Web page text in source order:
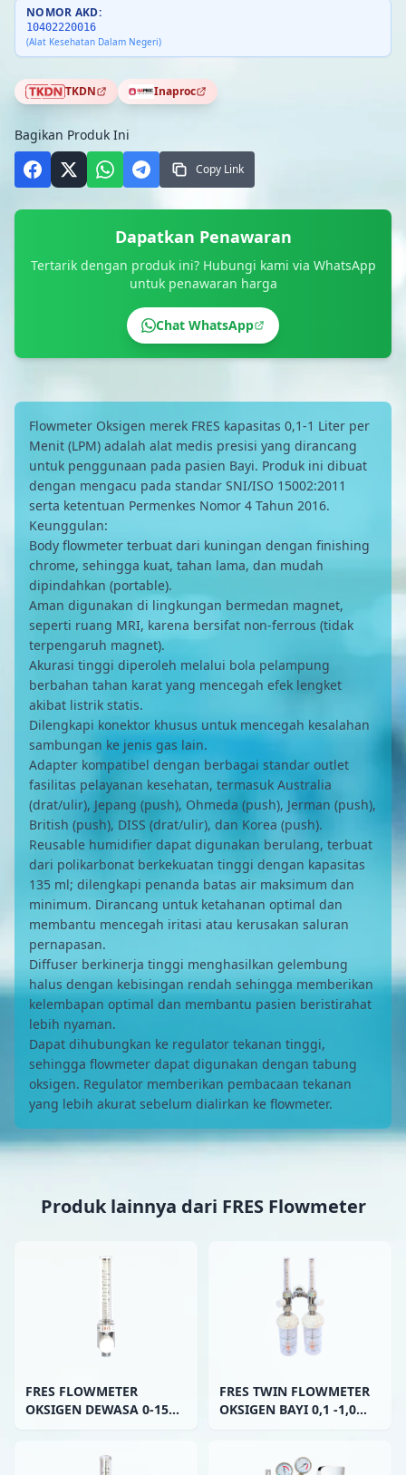
NOMOR AKD:
10402220016
(Alat Kesehatan Dalam Negeri)
TKDN Inaproc
Bagikan Produk Ini
Copy Link
Dapatkan Penawaran
Tertarik dengan produk ini? Hubungi kami via WhatsApp
untuk penawaran harga
Chat WhatsApp
Flowmeter Oksigen merek FRES kapasitas 0,1-1 Liter per
Menit (LPM) adalah alat medis presisi yang dirancang
untuk penggunaan pada pasien Bayi. Produk ini dibuat
dengan mengacu pada standar SNI/ISO 15002:2011
serta ketentuan Permenkes Nomor 4 Tahun 2016.
Keunggulan:
Body flowmeter terbuat dari kuningan dengan finishing
chrome, sehingga kuat, tahan lama, dan mudah
dipindahkan (portable).
Aman digunakan di lingkungan bermedan magnet,
seperti ruang MRI, karena bersifat non-ferrous (tidak
terpengaruh magnet).
Akurasi tinggi diperoleh melalui bola pelampung
berbahan tahan karat yang mencegah efek lengket
akibat listrik statis.
Dilengkapi konektor khusus untuk mencegah kesalahan
sambungan ke jenis gas lain.
Adapter kompatibel dengan berbagai standar outlet
fasilitas pelayanan kesehatan, termasuk Australia
(drat/ulir), Jepang (push), Ohmeda (push), Jerman (push),
British (push), DISS (drat/ulir), dan Korea (push).
Reusable humidifier dapat digunakan berulang, terbuat
dari polikarbonat berkekuatan tinggi dengan kapasitas
135 ml; dilengkapi penanda batas air maksimum dan
minimum. Dirancang untuk ketahanan optimal dan
membantu mencegah iritasi atau kerusakan saluran
pernapasan.
Diffuser berkinerja tinggi menghasilkan gelembung
halus dengan kebisingan rendah sehingga memberikan
kelembapan optimal dan membantu pasien beristirahat
lebih nyaman.
Dapat dihubungkan ke regulator tekanan tinggi,
sehingga flowmeter dapat digunakan dengan tabung
oksigen. Regulator memberikan pembacaan tekanan
yang lebih akurat sebelum dialirkan ke flowmeter.
Produk lainnya dari FRES Flowmeter
FRES FLOWMETER
OKSIGEN DEWASA 0-15
FRES TWIN FLOWMETER
OKSIGEN BAYI 0,1 -1,0